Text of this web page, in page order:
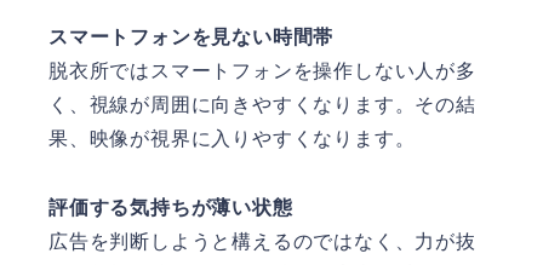
スマートフォンを見ない時間帯
脱衣所ではスマートフォンを操作しない人が多
く、視線が周囲に向きやすくなります。その結
果、映像が視界に入りやすくなります。
評価する気持ちが薄い状態
広告を判断しようと構えるのではなく、力が抜